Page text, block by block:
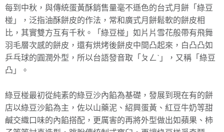
每到中秋，與傳統蛋黃酥銷售量毫不遜色的台式月餅「綠豆
椪」，泛指油酥餅皮的作法，常和廣式月餅鬆軟的餅皮相
比，其實雙方互有千秋。「綠豆椪」如片片雪花般帶有飛舞
羽毛層次感的餅皮，還有烘烤後餅皮中間凸起來，白凸凸如
乒乓球的圓潤外型，所以台語發音取「ㄆㄥˋ」，又稱「綠豆
凸」。
綠豆椪最初從純素的綠豆沙內餡為基礎，發展到現在有的餅
店以綠豆沙餡為主，佐以山藥泥、紹興蛋黃、紅豆牛奶等甜
鹹交織口味的內餡搭配，更厲害的再將外型做出如蘋果、柿